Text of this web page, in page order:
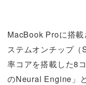
MacBook Proに搭
ステムオンチップ
率コアを搭載した8
のNeural Engine」